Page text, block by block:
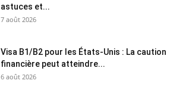
astuces et...
7 août 2026
Visa B1/B2 pour les États-Unis : La caution
financière peut atteindre...
6 août 2026